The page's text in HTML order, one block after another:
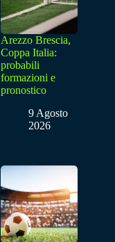
Arezzo Brescia,
Coppa Italia:
probabili
formazioni e
pronostico
9 Agosto
2026